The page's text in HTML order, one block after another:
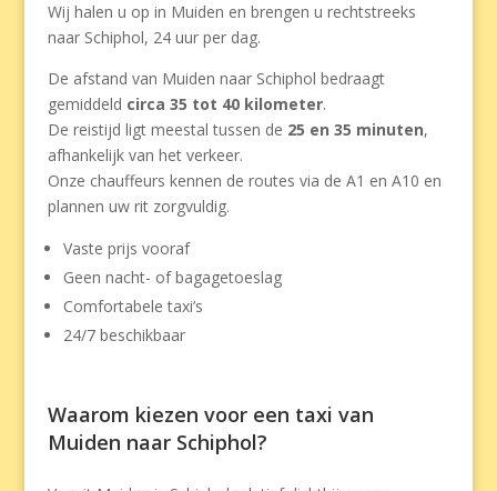
Wij halen u op in Muiden en brengen u rechtstreeks
naar Schiphol, 24 uur per dag.
De afstand van Muiden naar Schiphol bedraagt
gemiddeld circa 35 tot 40 kilometer.
De reistijd ligt meestal tussen de 25 en 35 minuten,
afhankelijk van het verkeer.
Onze chauffeurs kennen de routes via de A1 en A10 en
plannen uw rit zorgvuldig.
Vaste prijs vooraf
Geen nacht- of bagagetoeslag
Comfortabele taxi’s
24/7 beschikbaar
Waarom kiezen voor een taxi van
Muiden naar Schiphol?